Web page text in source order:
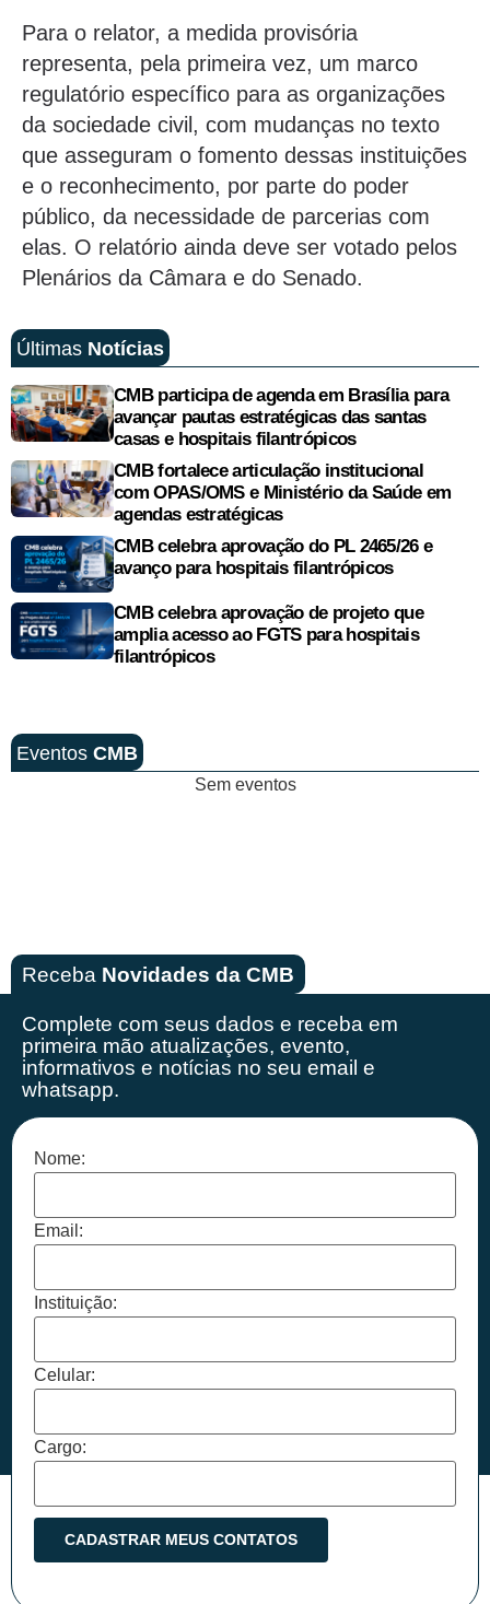
Para o relator, a medida provisória
representa, pela primeira vez, um marco
regulatório específico para as organizações
da sociedade civil, com mudanças no texto
que asseguram o fomento dessas instituições
e o reconhecimento, por parte do poder
público, da necessidade de parcerias com
elas. O relatório ainda deve ser votado pelos
Plenários da Câmara e do Senado.
Últimas Notícias
CMB participa de agenda em Brasília para
avançar pautas estratégicas das santas
casas e hospitais filantrópicos
CMB fortalece articulação institucional
com OPAS/OMS e Ministério da Saúde em
agendas estratégicas
CMB celebra aprovação do PL 2465/26 e
avanço para hospitais filantrópicos
CMB celebra aprovação de projeto que
amplia acesso ao FGTS para hospitais
filantrópicos
Eventos CMB
Sem eventos
Receba Novidades da CMB
Complete com seus dados e receba em
primeira mão atualizações, evento,
informativos e notícias no seu email e
whatsapp.
Nome:
Email:
Instituição:
Celular:
Cargo: